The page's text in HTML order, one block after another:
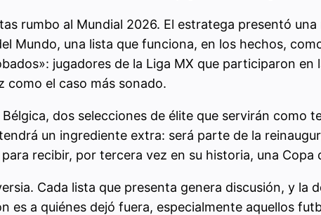
rumbo al Mundial 2026. El estratega presentó
Mundo, una lista que funciona, en los hechos,
jugadores de la Liga MX que participaron en
como el caso más sonado.
dos selecciones de élite que servirán como
un ingrediente extra: será parte de la
recibir, por tercera vez en su historia, una Copa
Cada lista que presenta genera discusión, y la
es a quiénes dejó fuera, especialmente aquellos